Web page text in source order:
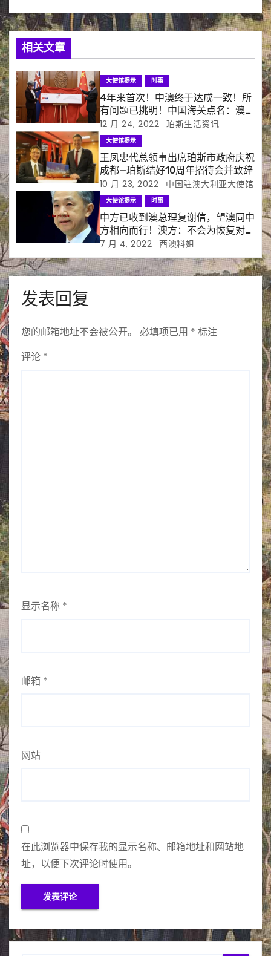
相关文章
大使馆提示 时事
4年来首次！中澳终于达成一致！所
有问题已挑明！中国海关点名：澳洲
保健品值得买！
12 月 24, 2022 珀斯生活资讯
大使馆提示
王凤忠代总领事出席珀斯市政府庆祝
成都—珀斯结好10周年招待会并致辞
10 月 23, 2022 中国驻澳大利亚大使馆
大使馆提示 时事
中方已收到澳总理复谢信，望澳同中
方相向而行！澳方：不会为恢复对华
贸易改变价值观，已迈出第一步，还
有很长路要走
7 月 4, 2022 西澳料姐
发表回复
您的邮箱地址不会被公开。 必填项已用 * 标注
评论 *
显示名称 *
邮箱 *
网站
在此浏览器中保存我的显示名称、邮箱地址和网站地
址，以便下次评论时使用。